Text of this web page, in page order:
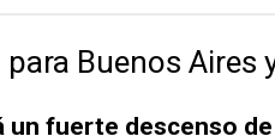
Buenos Aires
un fuerte descenso